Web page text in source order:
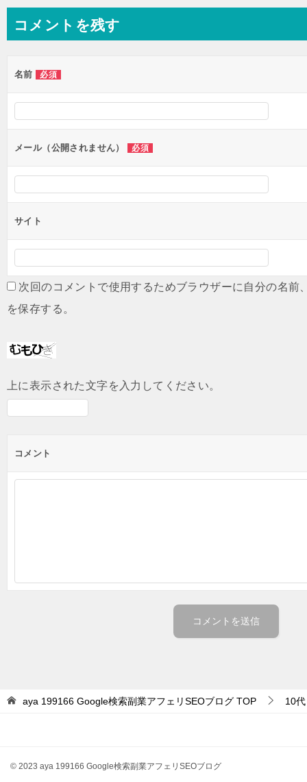
ナ
ビ
ー
ョ
ン
コメントを残す
名前 必須
メール（公開されません） 必須
サイト
次回のコメントで使用するためブラウザーに自分の名前
を保存する。
上に表示された文字を入力してください。
コメント
aya 199166 Google検索副業アフェリSEOブログ TOP 10代
© 2023 aya 199166 Google検索副業アフェリSEOブログ